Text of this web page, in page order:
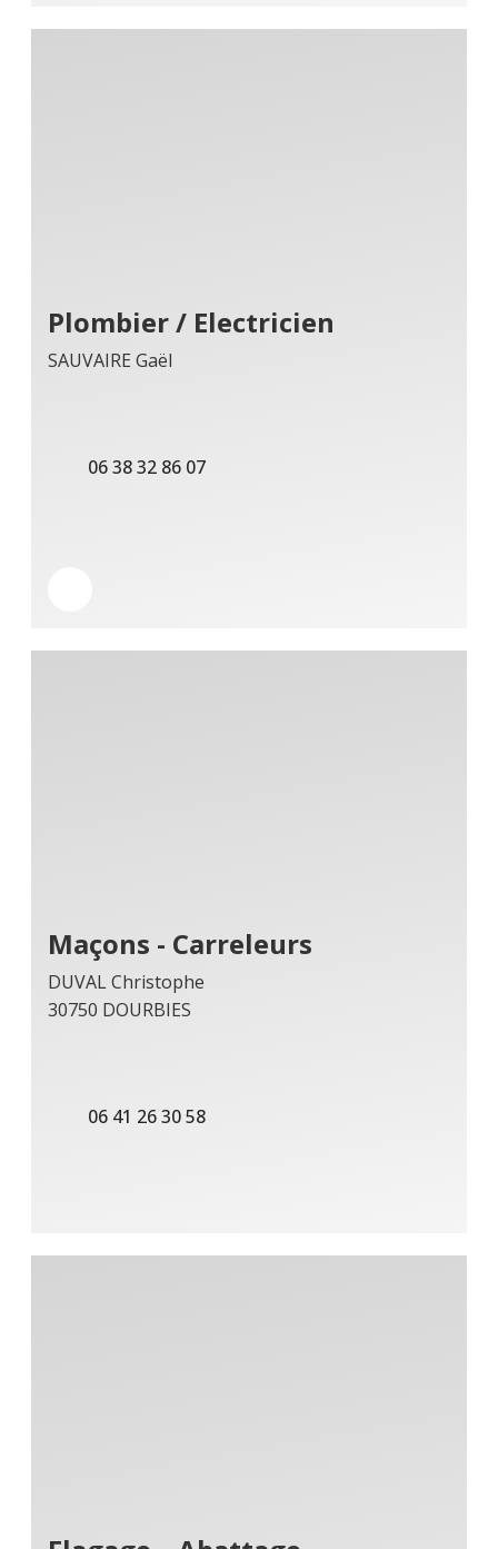
Plombier / Electricien
SAUVAIRE Gaël
06 38 32 86 07
Maçons - Carreleurs
DUVAL Christophe
30750 DOURBIES
06 41 26 30 58